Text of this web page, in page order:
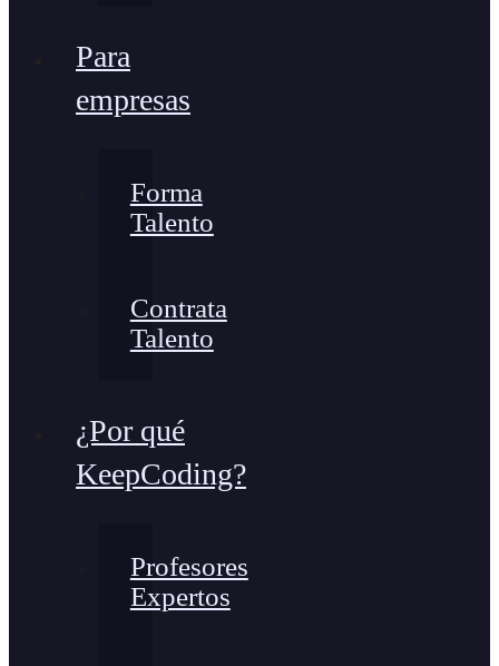
Para
empresas
Forma
Talento
Contrata
Talento
¿Por qué
KeepCoding?
Profesores
Expertos